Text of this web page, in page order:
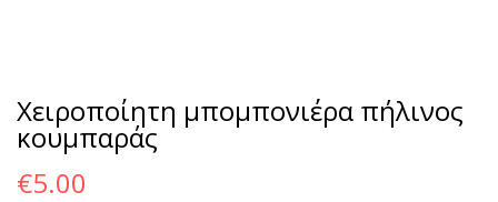
Χειροποίητη μπομπονιέρα πήλινος
κουμπαράς
€5.00